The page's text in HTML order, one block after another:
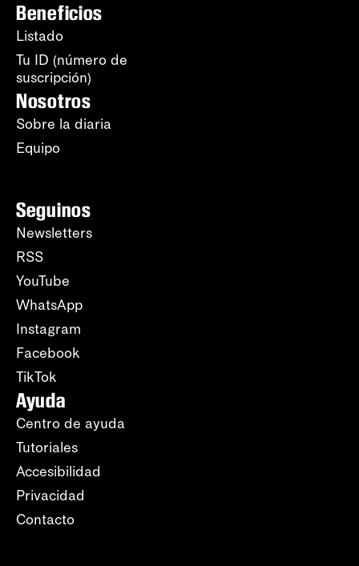
Beneficios
Listado
Tu ID (número de
suscripción)
Nosotros
Sobre la diaria
Equipo
Seguinos
Newsletters
RSS
YouTube
WhatsApp
Instagram
Facebook
TikTok
Ayuda
Centro de ayuda
Tutoriales
Accesibilidad
Privacidad
Contacto